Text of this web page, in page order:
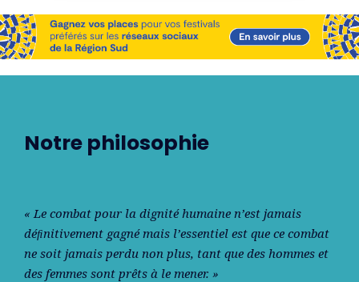
Notre philosophie
« Le combat pour la dignité humaine n’est jamais
déﬁnitivement gagné mais l’essentiel est que ce combat
ne soit jamais perdu non plus, tant que des hommes et
des femmes sont prêts à le mener. »